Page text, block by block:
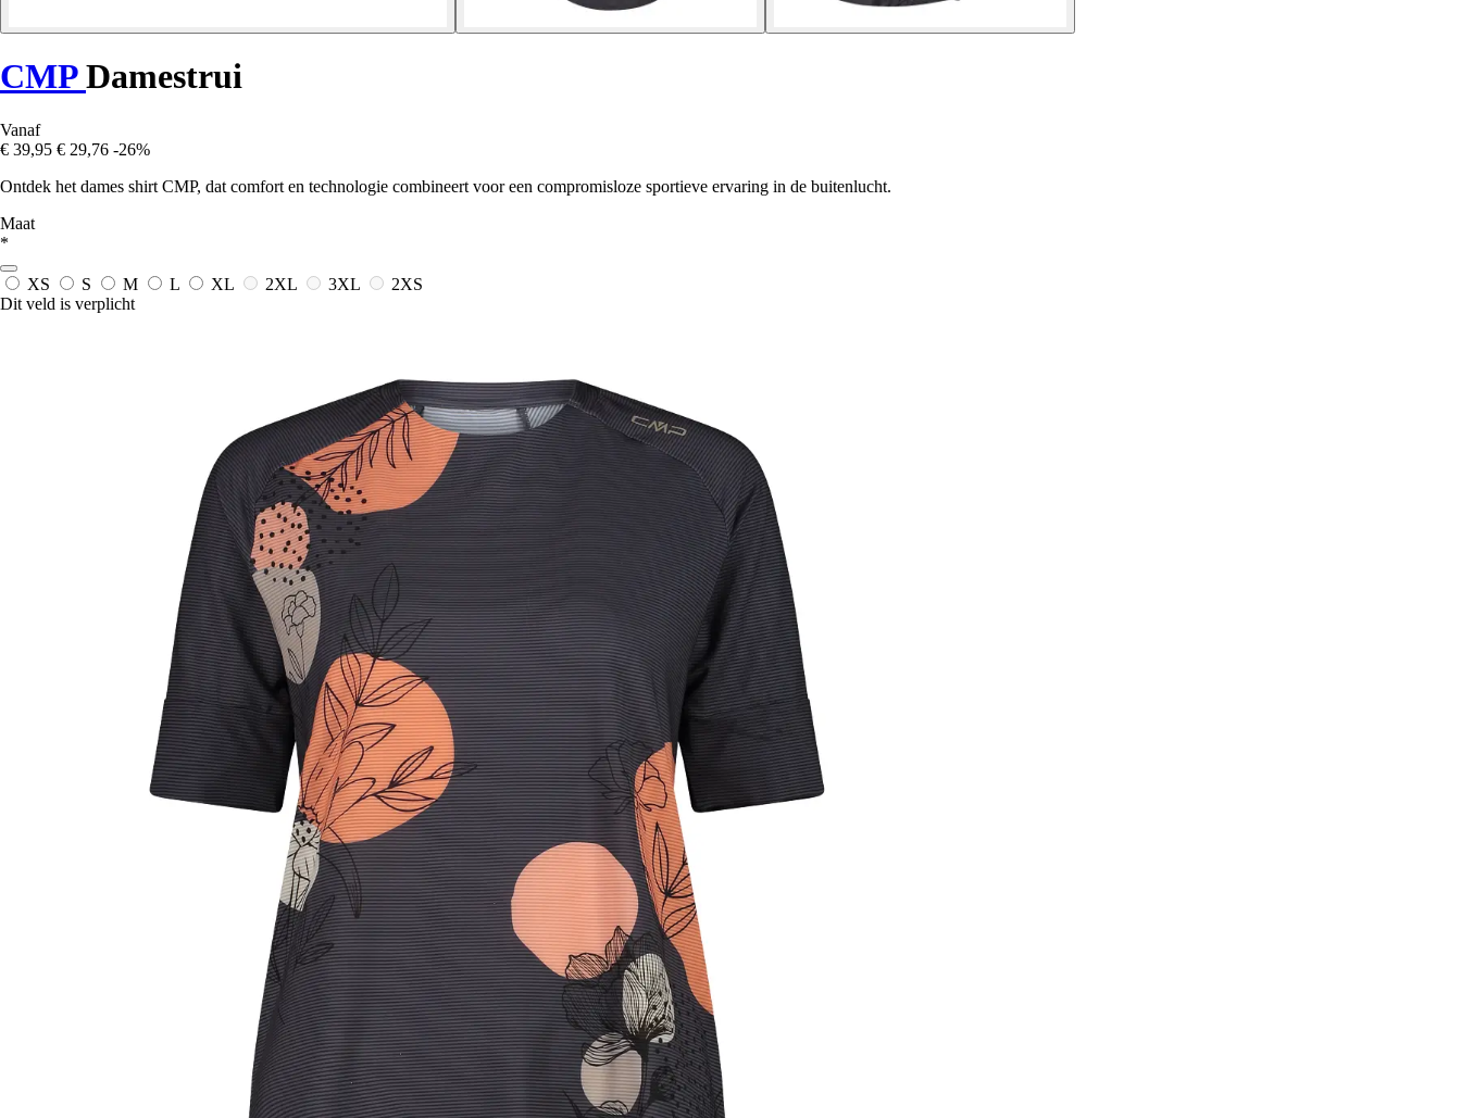
CMPDamestrui
Vanaf
€ 39,95 € 29,76 -26%
Ontdek het dames shirt CMP, dat comfort en technologie combineert voor een compromisloze sportieve ervaring in de buitenlucht.
Maat
*
XS S M L XL 2XL 3XL
2XS
Dit veld is verplicht